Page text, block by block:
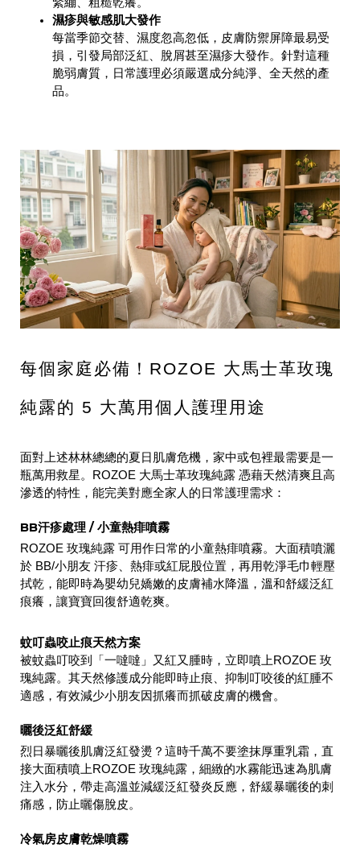
濕疹與敏感肌大發作
每當季節交替、濕度忽高忽低，皮膚防禦屏障最易受
損，引發局部泛紅、脫屑甚至濕疹大發作。針對這種
脆弱膚質，日常護理必須嚴選成分純淨、全天然的產
品。
每個家庭必備！ROZOE 大馬士革玫瑰
純露的 5 大萬用個人護理用途
面對上述林林總總的夏日肌膚危機，家中或包裡最需要是一
瓶萬用救星。
ROZOE 大馬士革玫瑰純露 憑藉天然清爽且高
滲透的特性，能完美對應全家人的日常護理需求：
BB汗疹處理 / 小童熱痱噴霧
ROZOE 玫瑰純露 可用作日常的小童熱痱噴霧。大面積噴灑
於 BB/小朋友 汗疹、熱痱或紅屁股位置，再用乾淨毛巾輕壓
拭乾，能即時為嬰幼兒嬌嫩的皮膚補水降溫，溫和舒緩泛紅
痕癢 ，讓寶寶回復舒適乾爽。
蚊叮蟲咬止痕天然方案
被蚊蟲叮咬到「一噠噠」又紅又腫時，立即噴上ROZOE 玫
瑰純露。其天然修護成分能即時止痕、抑制叮咬後的紅腫不
適感，有效減少小朋友因抓癢而抓破皮膚的機會。
曬後泛紅舒緩
烈日暴曬後肌膚泛紅發燙？這時千萬不要塗抹厚重乳霜，直
接大面積噴上ROZOE 玫瑰純露，細緻的水霧能迅速為肌膚
注入水分，帶走高溫並減緩泛紅發炎反應，舒緩暴曬後的刺
痛感，防止曬傷脫皮。
冷氣房皮膚乾燥噴霧